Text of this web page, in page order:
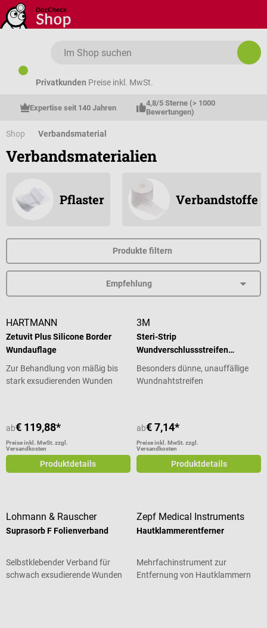
Zum Hauptinhalt springen
Privatkunden Preise inkl. MwSt.
Expertise seit 140 Jahren
4,8/5 Sterne (> 1000
Bewertungen)
Shop Verbandsmaterial
Verbandsmaterialien
Pflaster Verbandstoffe
Produkte filtern
HARTMANN
Zetuvit Plus Silicone Border
Wundauflage
Zur Behandlung von mäßig bis
stark exsudierenden Wunden
ab€ 119,88*
Preise inkl. MwSt. zzgl.
Versandkosten
Produktdetails
3M
Steri-Strip
Wundverschlussstreifen
Blendtone
Besonders dünne, unauffällige
Wundnahtstreifen
ab€ 7,14*
Preise inkl. MwSt. zzgl.
Versandkosten
Produktdetails
Lohmann & Rauscher
Suprasorb F Folienverband
Selbstklebender Verband für
schwach exsudierende Wunden
Zepf Medical Instruments
Hautklammerentferner
Mehrfachinstrument zur
Entfernung von Hautklammern